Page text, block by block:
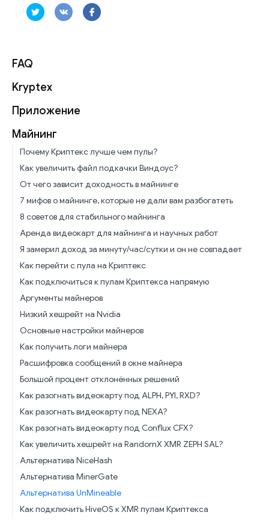
FAQ
Kryptex
Приложение
Майнинг
Почему Криптекс лучше чем пулы?
Как увеличить файл подкачки Виндоус?
От чего зависит доходность в майнинге
7 мифов о майнинге, которые не дали вам разбогатеть
8 советов для стабильного майнинга
Аренда видеокарт для майнинга и научных работ
Я замерил доход за минуту/час/сутки и он не совпадает
Как перейти с пула на Криптекс
Как подключиться к пулам Криптекса напрямую
Аргументы майнеров
Низкий хешрейт на Nvidia
Основные настройки майнеров
Как получить логи майнера
Расшифровка сообщений в окне майнера
Большой процент отклонённых решений
Как разогнать видеокарту под ALPH, PYI, RXD?
Как разогнать видеокарту под NEXA?
Как разогнать видеокарту под Conflux CFX?
Как увеличить хешрейт на RandomX XMR ZEPH SAL?
Альтернатива NiceHash
Альтернатива MinerGate
Альтернатива UnMineable
Как подключить HiveOS к XMR пулам Криптекса